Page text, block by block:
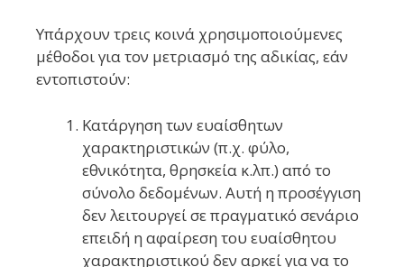
Υπάρχουν τρεις κοινά χρησιμοποιούμενες
μέθοδοι για τον μετριασμό της αδικίας, εάν
εντοπιστούν:
Κατάργηση των ευαίσθητων
χαρακτηριστικών (π.χ. φύλο,
εθνικότητα, θρησκεία κ.λπ.) από το
σύνολο δεδομένων. Αυτή η προσέγγιση
δεν λειτουργεί σε πραγματικό σενάριο
επειδή η αφαίρεση του ευαίσθητου
χαρακτηριστικού δεν αρκεί για να το